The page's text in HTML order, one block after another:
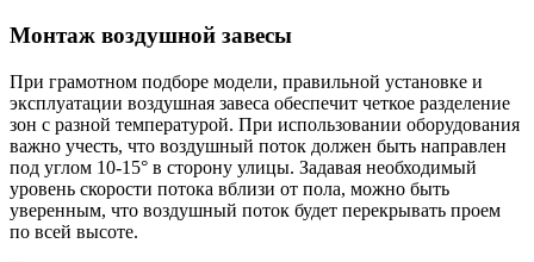
Монтаж воздушной завесы
При грамотном подборе модели, правильной установке и
эксплуатации воздушная завеса обеспечит четкое разделение
зон с разной температурой. При использовании оборудования
важно учесть, что воздушный поток должен быть направлен
под углом 10-15° в сторону улицы. Задавая необходимый
уровень скорости потока вблизи от пола, можно быть
уверенным, что воздушный поток будет перекрывать проем
по всей высоте.